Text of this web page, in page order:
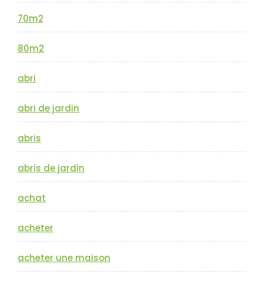
70m2
80m2
abri
abri de jardin
abris
abris de jardin
achat
acheter
acheter une maison